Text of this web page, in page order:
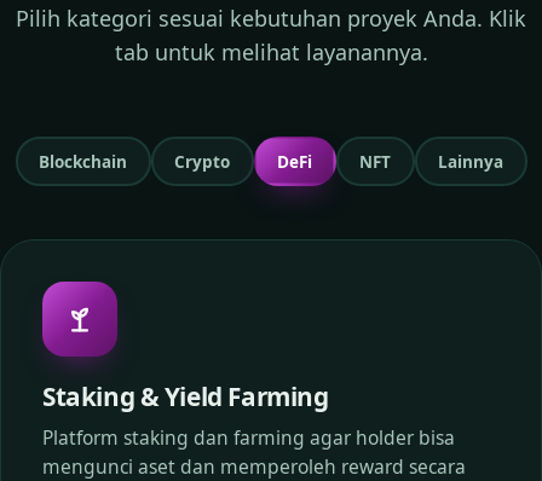
Pilih kategori sesuai kebutuhan proyek Anda. Klik
tab untuk melihat layanannya.
Blockchain Crypto DeFi NFT Lainnya
Staking & Yield Farming
Platform staking dan farming agar holder bisa
mengunci aset dan memperoleh reward secara